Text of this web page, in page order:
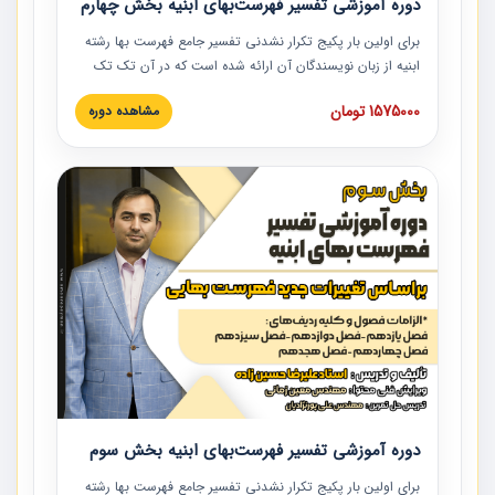
دوره آموزشی تفسیر فهرست‌بهای ابنیه بخش چهارم
برای اولین بار پکیج تکرار نشدنی تفسیر جامع فهرست بها رشته
ابنیه از زبان نویسندگان آن ارائه شده است که در آن تک تک
ردیف ها و مطالب فهرست بها تفسیر و ارائه شده است. این
دوره به صورت کامل تصویری بوده و به همراه تصاویر عملیات
دوره با کلام مهندس علیرضاحسین‌زاده مدیر پروژه مهندسی
مشاور در امر بازنگری فهرست بها رشته ابنیه ارائه شده و به تمام
همکارانی که در حوزه صنعت ساخت در حال فعالیت هستند حتما
توصیه می کنیم از مطالب این دوره استفاده نمایند.
1575000 تومان مشاهده دوره
دوره آموزشی تفسیر فهرست‌بهای ابنیه بخش سوم
برای اولین بار پکیج تکرار نشدنی تفسیر جامع فهرست بها رشته